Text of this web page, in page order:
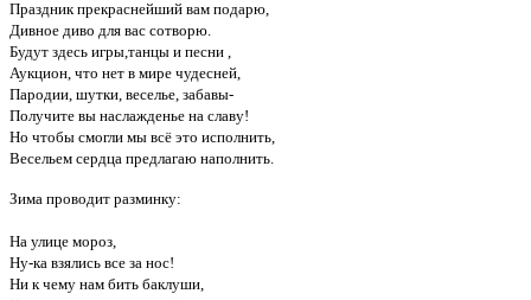
Праздник прекраснейший вам подарю,
Дивное диво для вас сотворю.
Будут здесь игры,танцы и песни ,
Аукцион, что нет в мире чудесней,
Пародии, шутки, веселье, забавы-
Получите вы наслажденье на славу!
Но чтобы смогли мы всё это исполнить,
Весельем сердца предлагаю наполнить.
Зима проводит разминку:
На улице мороз,
Ну-ка взялись все за нос!
Ни к чему нам бить баклуши,